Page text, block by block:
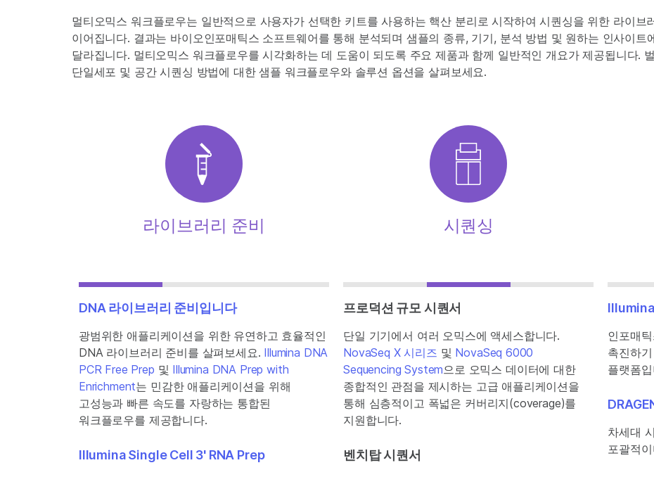
멀티오믹스 워크플로우는 일반적으로 사용자가 선택한 키트를 사용하는 핵산 분리로 시작하여 시퀀싱을 위한 라이브
이어집니다. 결과는 바이오인포매틱스 소프트웨어를 통해 분석되며 샘플의 종류, 기기, 분석 방법 및 원하는 인사이트
달라집니다. 멀티오믹스 워크플로우를 시각화하는 데 도움이 되도록 주요 제품과 함께 일반적인 개요가 제공됩니다.
단일세포 및 공간 시퀀싱 방법에 대한 샘플 워크플로우와 솔루션 옵션을 살펴보세요.
라이브러리 준비
DNA 라이브러리 준비입니다
광범위한 애플리케이션을 위한 유연하고 효율적인
DNA 라이브러리 준비를 살펴보세요. Illumina DNA
PCR Free Prep 및 Illumina DNA Prep with
Enrichment는 민감한 애플리케이션을 위해
고성능과 빠른 속도를 자랑하는 통합된
워크플로우를 제공합니다.
Illumina Single Cell 3' RNA Prep
시퀀싱
프로덕션 규모 시퀀서
단일 기기에서 여러 오믹스에 액세스합니다.
NovaSeq X 시리즈 및 NovaSeq 6000
Sequencing System으로 오믹스 데이터에 대한
종합적인 관점을 제시하는 고급 애플리케이션을
통해 심층적이고 폭넓은 커버리지(coverage)를
지원합니다.
벤치탑 시퀀서
인포매
촉진하
플랫폼
차세대
포괄적